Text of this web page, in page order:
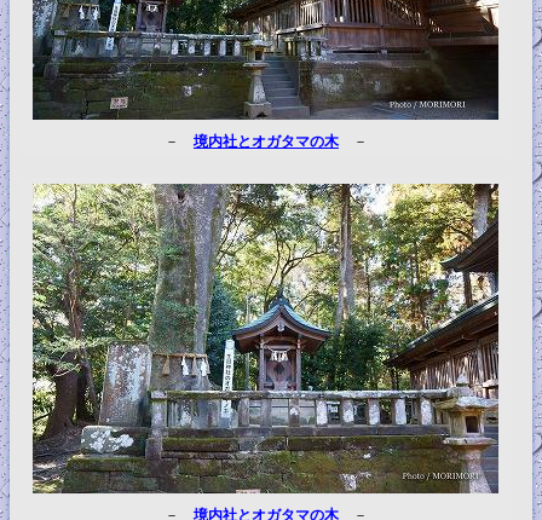
－ 境内社とオガタマの木－
－ 境内社とオガタマの木－